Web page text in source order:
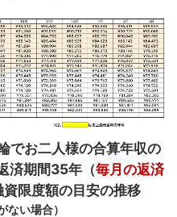
でお二人様の合算年収の
済期間35年（毎月の返済
限度額の目安の推移
ない場合）